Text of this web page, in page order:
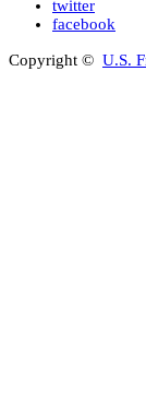
twitter
facebook
Copyright © U.S.